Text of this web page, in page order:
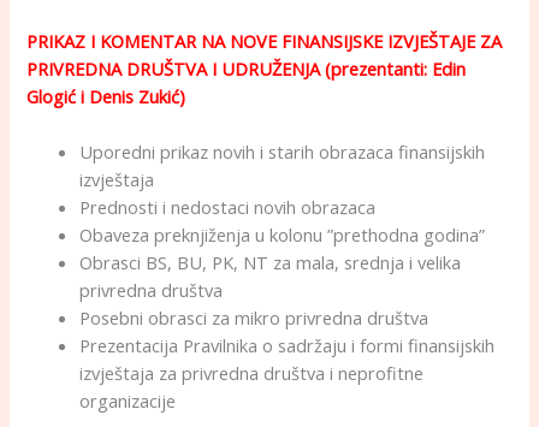
PRIKAZ I KOMENTAR NA NOVE FINANSIJSKE IZVJEŠTAJE ZA
PRIVREDNA DRUŠTVA I UDRUŽENJA (prezentanti: Edin
Glogić i Denis Zukić)
Uporedni prikaz novih i starih obrazaca finansijskih
izvještaja
Prednosti i nedostaci novih obrazaca
Obaveza preknjiženja u kolonu ”prethodna godina”
Obrasci BS, BU, PK, NT za mala, srednja i velika
privredna društva
Posebni obrasci za mikro privredna društva
Prezentacija Pravilnika o sadržaju i formi finansijskih
izvještaja za privredna društva i neprofitne
organizacije